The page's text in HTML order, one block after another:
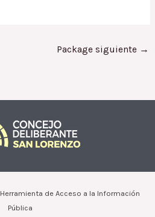
Package siguiente →
de Acceso a la Información
Pública